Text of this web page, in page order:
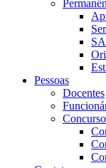
Pessoas
Docentes